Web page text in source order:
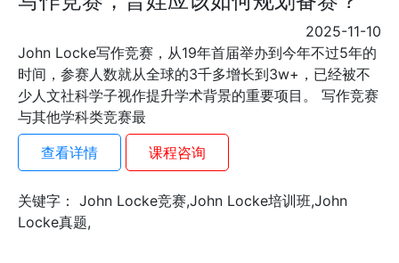
2025-11-10
John Locke写作竞赛，从19年首届举办到今年不过5年的
时间，参赛人数就从全球的3千多增长到3w+，已经被不
少人文社科学子视作提升学术背景的重要项目。 写作竞赛
与其他学科类竞赛最
查看详情
课程咨询
关键字： John Locke竞赛,John Locke培训班,John
Locke真题,